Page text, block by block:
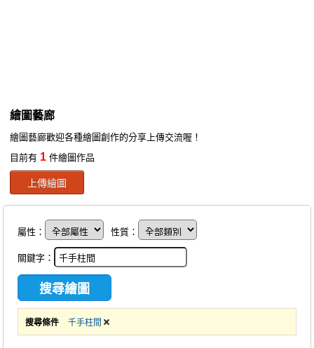
攤位轉讓區
會員功能選單
會員中心
註冊會員
登入
繪圖藝廊
繪圖藝廊歡迎各種繪圖創作的分享上傳交流喔！
目前有 1 件繪圖作品
上傳繪圖
屬性： 性質：
關鍵字：
搜尋條件 千手柱間